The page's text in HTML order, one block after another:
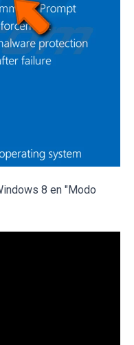
8 en "Modo